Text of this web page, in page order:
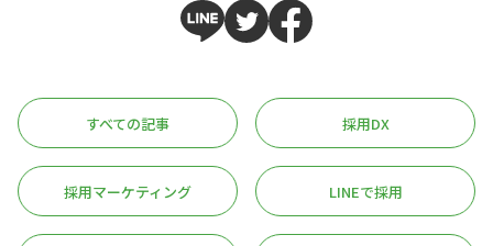
すべての記事 採用DX
採用マーケティング LINEで採用